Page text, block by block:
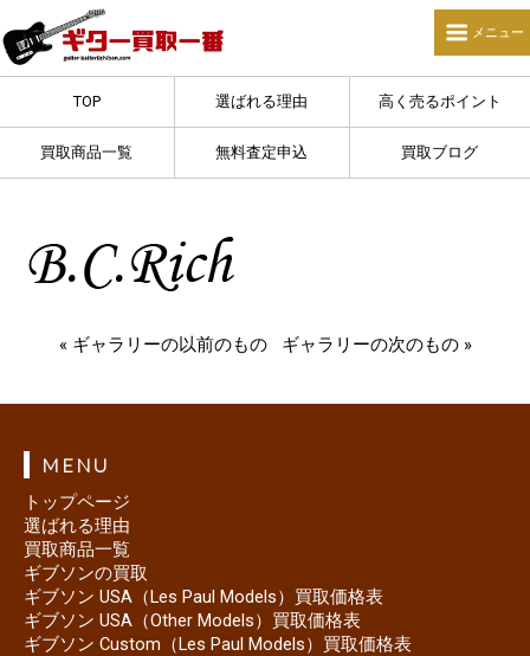
TOP 選ばれる理由 高く売るポイント
買取商品一覧 無料査定申込 買取ブログ
« ギャラリーの以前のもの ギャラリーの次のもの »
MENU
トップページ
選ばれる理由
買取商品一覧
ギブソンの買取
ギブソン USA（Les Paul Models）買取価格表
ギブソン USA（Other Models）買取価格表
ギブソン Custom（Les Paul Models）買取価格表